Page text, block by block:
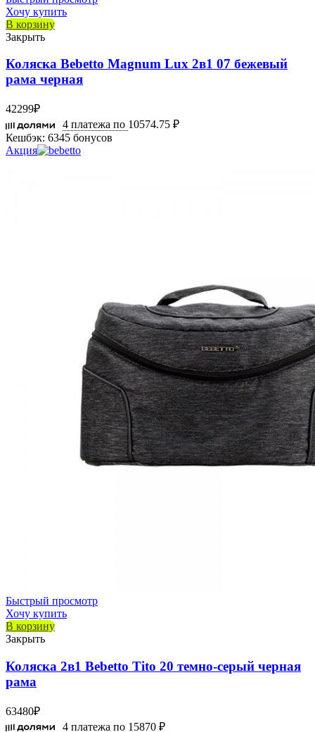
Хочу купить
В корзину
Закрыть
Коляска Bebetto Magnum Lux 2в1 07 бежевый
рама черная
42299₽
4 платежа по 10574.75 ₽
Кешбэк: 6345 бонусов
Акция
Быстрый просмотр
Хочу купить
В корзину
Закрыть
Коляска 2в1 Bebetto Tito 20 темно-серый черная
рама
63480₽
4 платежа по 15870 ₽